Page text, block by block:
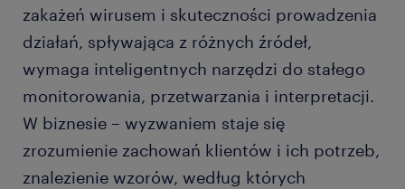
zakażeń wirusem i skuteczności prowadzenia
działań, spływająca z różnych źródeł,
wymaga inteligentnych narzędzi do stałego
monitorowania, przetwarzania i interpretacji.
W biznesie – wyzwaniem staje się
zrozumienie zachowań klientów i ich potrzeb,
znalezienie wzorów, według których